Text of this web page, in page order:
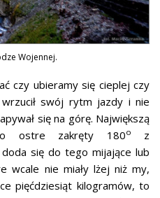
Wojennej.
czy ubieramy się cieplej czy
swój rytm jazdy i nie
się na górę. Największą
ostre zakręty 180o
z
doda się do tego mijające lub
wcale nie miały lżej niż my,
pięćdziesiąt kilogramów, to